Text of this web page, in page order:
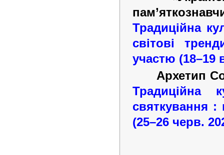
Традиційна
світові
участю (18–19
Архетип
Традиційна
святкування :
(25–26 черв.